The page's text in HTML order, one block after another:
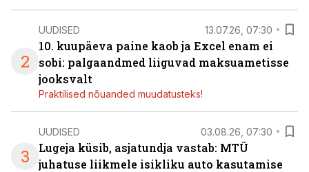
2
UUDISED 13.07.26, 07:30
10. kuupäeva paine kaob ja Excel enam ei
sobi: palgaandmed liiguvad maksuametisse
jooksvalt
Praktilised nõuanded muudatusteks!
3
UUDISED 03.08.26, 07:30
Lugeja küsib, asjatundja vastab: MTÜ
juhatuse liikmele isikliku auto kasutamise